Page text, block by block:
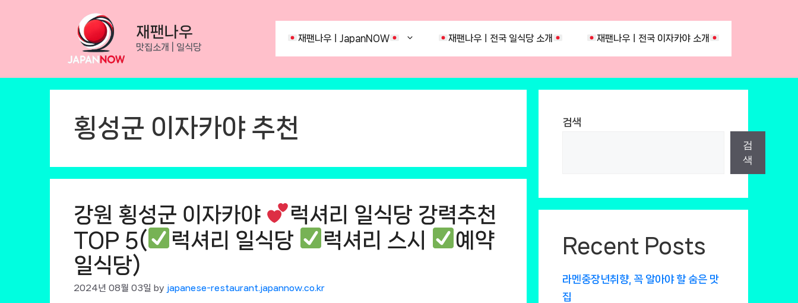
재팬나우
맛집소개 | 일식당
재팬나우ㅣJapanNOW 재팬나우ㅣ전국 일식당 소개 재팬나우ㅣ전국 이자카야 소개
횡성군 이자카야 추천
강원 횡성군 이자카야
럭셔리 일식당 강력추천
TOP 5(
럭셔리 일식당 럭셔리 스시
예약
일식당)
2024년 08월 03일 by japanese-restaurant.japannow.co.kr
검색
검
색
Recent Posts
라멘중장년취향, 꼭 알아야 할 숨은 맛
집